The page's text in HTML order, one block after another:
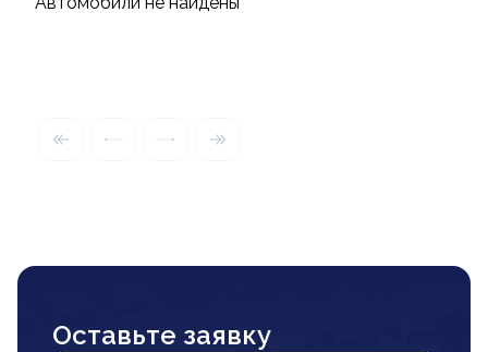
Оставьте заявку